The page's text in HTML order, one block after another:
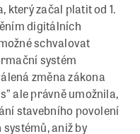
který začal platit od 1.
digitálních
schvalovat
systém
změna zákona
ale právně umožnila,
stavebního povolení
aniž by